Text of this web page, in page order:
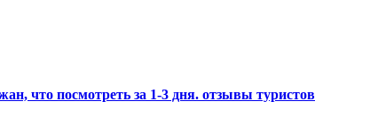
что посмотреть за 1-3 дня. отзывы туристов